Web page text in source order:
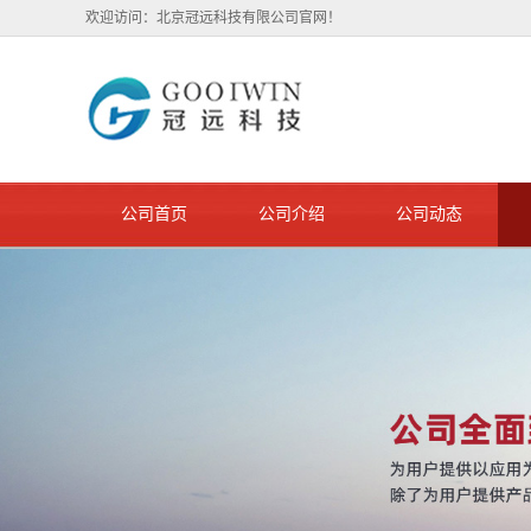
欢迎访问：北京冠远科技有限公司官网！
公司首页 公司介绍 公司动态